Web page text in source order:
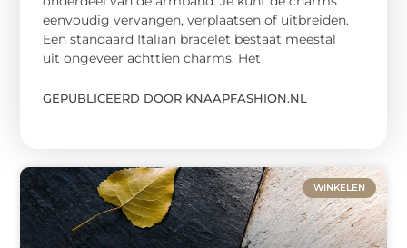
eenvoudig vervangen, verplaatsen of uitbreiden.
Een standaard Italian bracelet bestaat meestal
uit ongeveer achttien charms. Het
GEPUBLICEERD DOOR KNAAPFASHION.NL
WINKELEN